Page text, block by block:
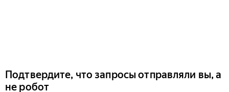
Подтвердите, что запросы отправляли вы, а
не робот